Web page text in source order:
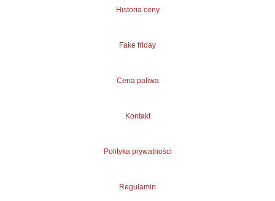
Historia ceny
Fake friday
Cena paliwa
Kontakt
Polityka prywatności
Regulamin